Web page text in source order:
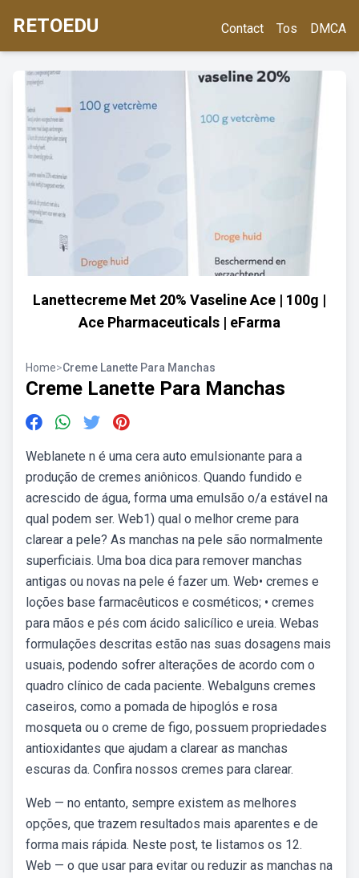
RETOEDU Contact Tos DMCA
Lanettecreme Met 20% Vaseline Ace | 100g |
Ace Pharmaceuticals | eFarma
Home>Creme Lanette Para Manchas
Creme Lanette Para Manchas
Weblanete n é uma cera auto emulsionante para a
produção de cremes aniônicos. Quando fundido e
acrescido de água, forma uma emulsão o/a estável na
qual podem ser. Web1) qual o melhor creme para
clarear a pele? As manchas na pele são normalmente
superficiais. Uma boa dica para remover manchas
antigas ou novas na pele é fazer um. Web• cremes e
loções base farmacêuticos e cosméticos; • cremes
para mãos e pés com ácido salicílico e ureia. Webas
formulações descritas estão nas suas dosagens mais
usuais, podendo sofrer alterações de acordo com o
quadro clínico de cada paciente. Webalguns cremes
caseiros, como a pomada de hipoglós e rosa
mosqueta ou o creme de figo, possuem propriedades
antioxidantes que ajudam a clarear as manchas
escuras da. Confira nossos cremes para clarear.
Web — no entanto, sempre existem as melhores
opções, que trazem resultados mais aparentes e de
forma mais rápida. Neste post, te listamos os 12.
Web — o que usar para evitar ou reduzir as manchas na